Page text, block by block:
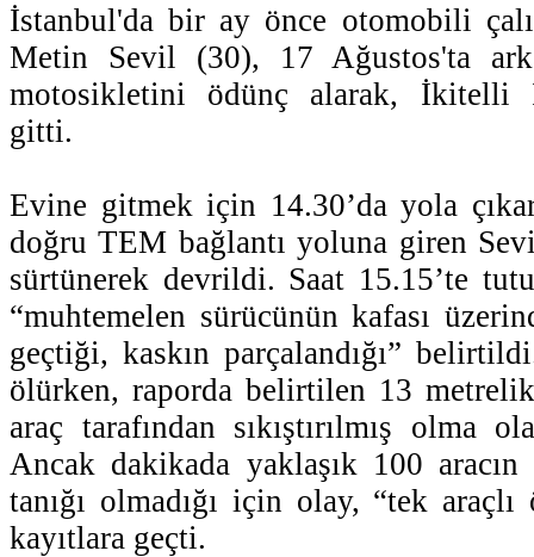
İstanbul'da bir ay önce otomobili
Metin Sevil (30), 17 Ağustos'ta
motosikletini ödünç alarak, İkitelli
gitti.
Evine gitmek için 14.30’da yola
doğru TEM bağlantı yoluna giren
sürtünerek devrildi. Saat 15.15’te
“muhtemelen sürücünün kafası
geçtiği, kaskın parçalandığı”
ölürken, raporda belirtilen 13
araç tarafından sıkıştırılmış olma
Ancak dakikada yaklaşık 100
tanığı olmadığı için olay, “tek
kayıtlara geçti.